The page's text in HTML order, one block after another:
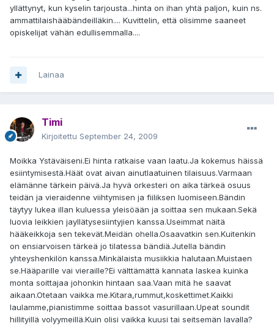
yllättynyt, kun kyselin tarjousta...hinta on ihan yhtä paljon, kuin ns.
ammattilaishääbändeilläkin.... Kuvittelin, että olisimme saaneet
opiskelijat vähän edullisemmalla....
Lainaa
Timi
Kirjoitettu September 24, 2009
Moikka Ystäväiseni.Ei hinta ratkaise vaan laatu.Ja kokemus häissä
esiintymisestä.Häät ovat aivan ainutlaatuinen tilaisuus.Varmaan
elämänne tärkein päivä.Ja hyvä orkesteri on aika tärkeä osuus
teidän ja vieraidenne viihtymisen ja fiiliksen luomiseen.Bändin
täytyy lukea illan kuluessa yleisöään ja soittaa sen mukaan.Sekä
luovia leikkien jayllätysesiintyjien kanssa.Useimmat näitä
hääkeikkoja sen tekevät.Meidän ohella.Osaavatkin sen.Kuitenkin
on ensiarvoisen tärkeä jo tilatessa bändiä.Jutella bändin
yhteyshenkilön kanssa.Minkälaista musiikkia halutaan.Muistaen
se.Hääparille vai vieraille?Ei välttämättä kannata laskea kuinka
monta soittajaa johonkin hintaan saa.Vaan mitä he saavat
aikaan.Otetaan vaikka me.Kitara,rummut,koskettimet.Kaikki
laulamme,pianistimme soittaa bassot vasurillaan.Upeat soundit
hillityillä volyymeillä.Kuin olisi vaikka kuusi tai seitsemän lavalla?